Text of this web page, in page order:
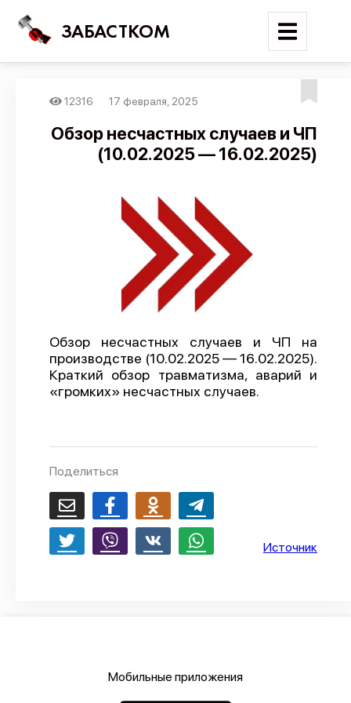
ЗАБАСТКОМ
Поиск
Карта событий
Трудовые конфликты
Отчеты
Предложить публикацию
API
О проекте
Политика конфиденциальности
12316 17 февраля, 2025
Обзор несчастных случаев и ЧП
(10.02.2025 — 16.02.2025)
Обзор несчастных случаев и ЧП на
производстве (10.02.2025 — 16.02.2025).
Краткий обзор травматизма, аварий и
«громких» несчастных случаев.
Поделиться
Источник
Мобильные приложения